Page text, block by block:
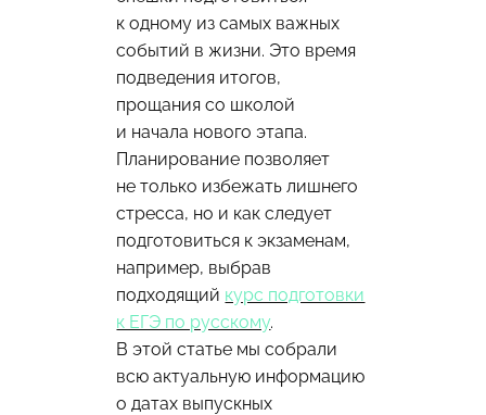
к одному из самых важных
событий в жизни. Это время
подведения итогов,
прощания со школой
и начала нового этапа.
Планирование позволяет
не только избежать лишнего
стресса, но и как следует
подготовиться к экзаменам,
например, выбрав
подходящий курс подготовки
к ЕГЭ по русскому.
В этой статье мы собрали
всю актуальную информацию
о датах выпускных